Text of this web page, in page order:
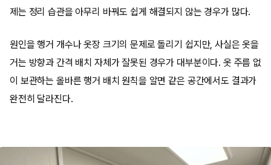
제는 정리 습관을 아무리 바꿔도 쉽게 해결되지 않는 경우가 많다.
원인을 행거 개수나 옷장 크기의 문제로 돌리기 쉽지만, 사실은 옷을
거는 방향과 간격 배치 자체가 잘못된 경우가 대부분이다. 옷 주름 없
이 보관하는 올바른 행거 배치 원칙을 알면 같은 공간에서도 결과가
완전히 달라진다.